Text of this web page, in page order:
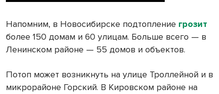
Напомним, в Новосибирске подтопление грозит
более 150 домам и 60 улицам. Больше всего — в
Ленинском районе — 55 домов и объектов.
Потоп может возникнуть на улице Троллейной и в
микрорайоне Горский. В Кировском районе на